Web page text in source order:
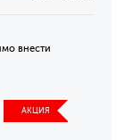
внести
АКЦИЯ